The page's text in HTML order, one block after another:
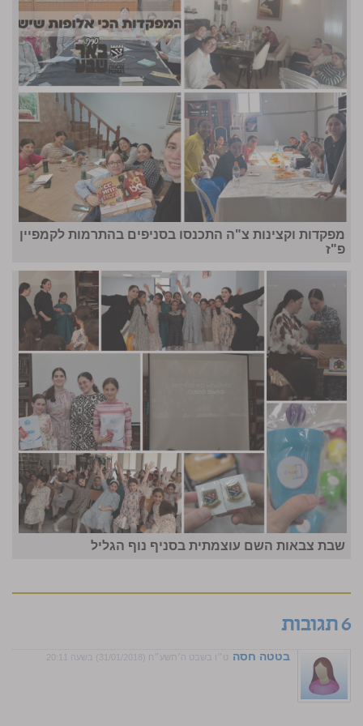
מפקדות וקצינות צ"ה התכנסו בסניפים בהתרמות לקמפיין
פ"ז
שבת צבאות השם עוצמתית בסניף נוף הגליל
6 תגובות
בטטה חסה ט״ו בשבט ה׳תשע״ח (31/01/2018) בשעה 20:11